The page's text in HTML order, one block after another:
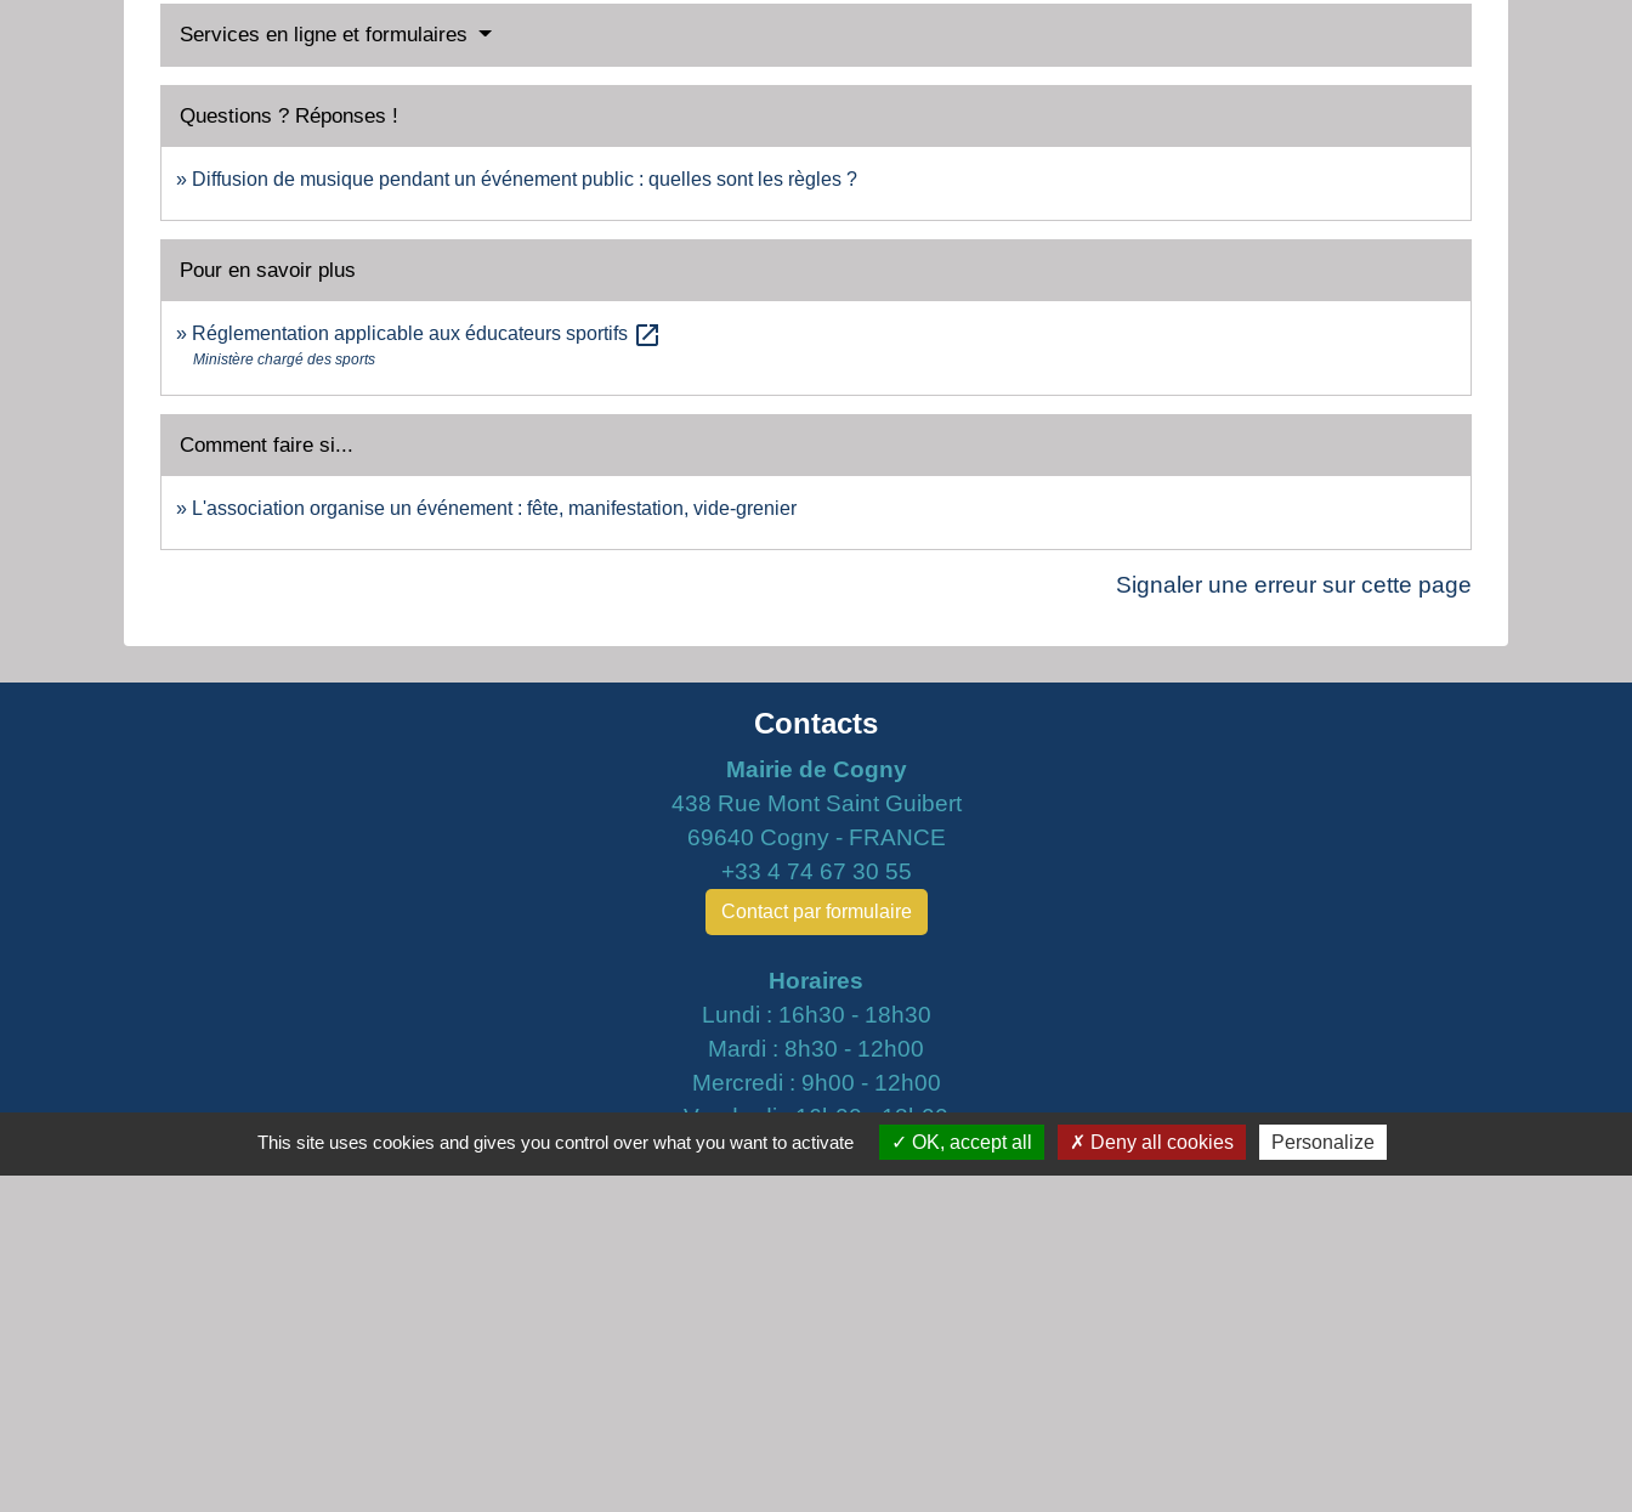
Services en ligne et formulaires
Questions ? Réponses !
Diffusion de musique pendant un événement public : quelles sont les règles ?
Pour en savoir plus
Réglementation applicable aux éducateurs sportifs open_in_new
Ministère chargé des sports
Comment faire si...
L'association organise un événement : fête, manifestation, vide-grenier
Signaler une erreur sur cette page
Contacts
Mairie de Cogny
438 Rue Mont Saint Guibert
69640 Cogny - FRANCE
+33 4 74 67 30 55
Contact par formulaire
Horaires
Lundi : 16h30 - 18h30
Mardi : 8h30 - 12h00
Mercredi : 9h00 - 12h00
Vendredi : 16h00 - 18h00
This site uses cookies and gives you control over what you want to activate OK, accept all Deny all cookies Personalize